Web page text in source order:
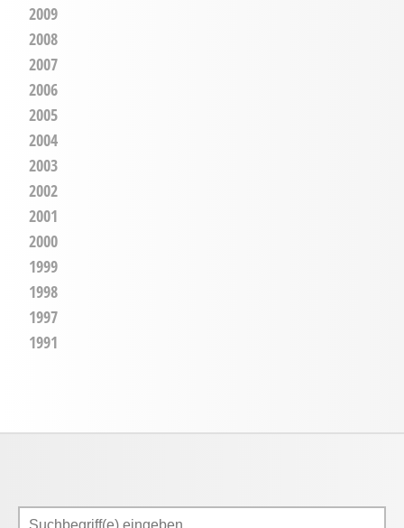
2009
2008
2007
2006
2005
2004
2003
2002
2001
2000
1999
1998
1997
1991
Suchen